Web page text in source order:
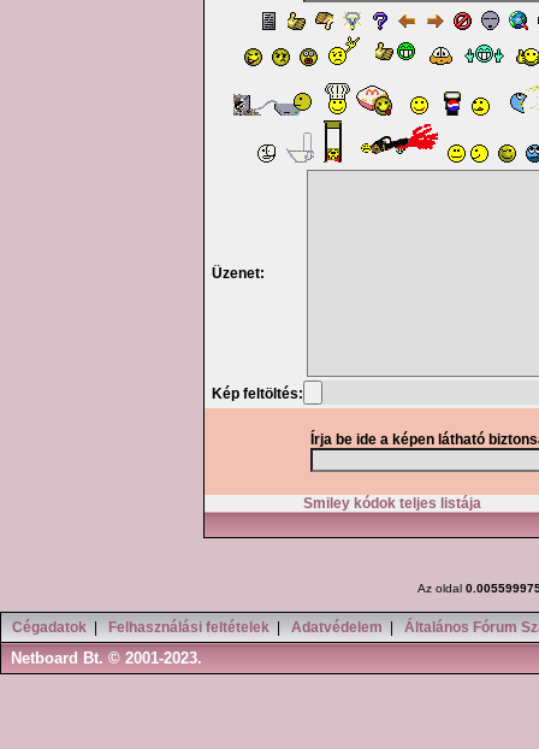
Üzenet:
Kép feltöltés:
Írja be ide a képen látható
Smiley kódok teljes listája
Az oldal
Cégadatok Felhasználási feltételek Adatvédelem Általános Fórum
Netboard Bt. © 2001-2023.